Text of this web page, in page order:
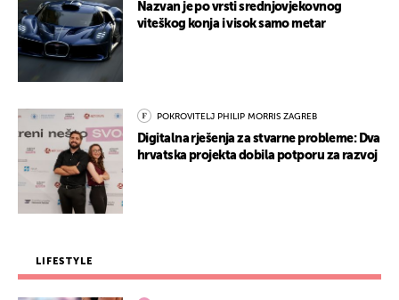
Nazvan je po vrsti srednjovjekovnog
viteškog konja i visok samo metar
POKROVITELJ PHILIP MORRIS ZAGREB
Digitalna rješenja za stvarne probleme: Dva
hrvatska projekta dobila potporu za razvoj
LIFESTYLE